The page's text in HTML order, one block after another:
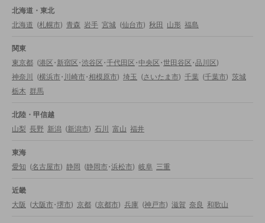
北海道・東北
北海道 (札幌市) 青森 岩手 宮城 (仙台市) 秋田 山形 福島
関東
東京都 (港区・新宿区・渋谷区・千代田区・中央区・世田谷区・品川区)
神奈川
(横浜市・川崎市・相模原市) 埼玉 (さいたま市) 千葉 (千葉市) 茨城
栃木 群馬
北陸・甲信越
山梨 長野 新潟 (新潟市) 石川 富山 福井
東海
愛知 (名古屋市) 静岡 (静岡市・浜松市) 岐阜 三重
近畿
大阪 (大阪市・堺市) 京都 (京都市) 兵庫 (神戸市) 滋賀 奈良 和歌山